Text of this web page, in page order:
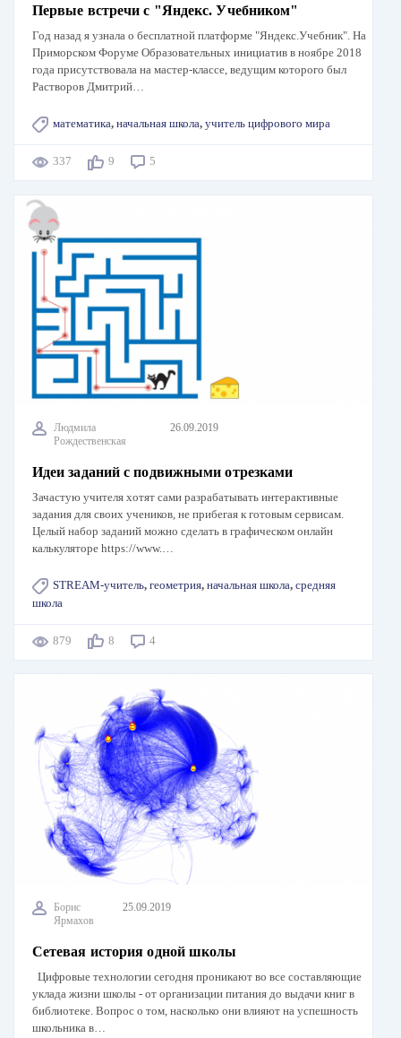
Первые встречи с "Яндекс. Учебником"
Год назад я узнала о бесплатной платформе "Яндекс.Учебник". На
Приморском Форуме Образовательных инициатив в ноябре 2018
года присутствовала на мастер-классе, ведущим которого был
Растворов Дмитрий…
математика, начальная школа, учитель цифрового мира
337 9 5
Людмила
Рождественская
26.09.2019
Идеи заданий с подвижными отрезками
Зачастую учителя хотят сами разрабатывать интерактивные
задания для своих учеников, не прибегая к готовым сервисам.
Целый набор заданий можно сделать в графическом онлайн
калькуляторе https://www.…
STREAM-учитель, геометрия, начальная школа, средняя
школа
879 8 4
Борис
Ярмахов
25.09.2019
Сетевая история одной школы
Цифровые технологии сегодня проникают во все составляющие
уклада жизни школы - от организации питания до выдачи книг в
библиотеке. Вопрос о том, насколько они влияют на успешность
школьника в…